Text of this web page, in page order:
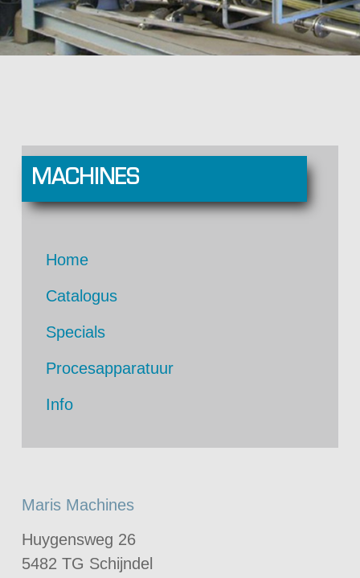
MACHINES
Home
Catalogus
Specials
Procesapparatuur
Info
Maris Machines
Huygensweg 26
5482 TG Schijndel